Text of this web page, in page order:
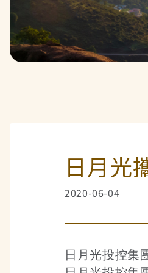
日月光
2020-06-04
日月光投控集